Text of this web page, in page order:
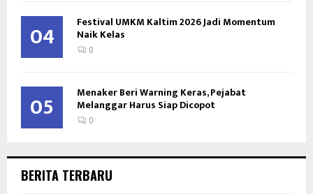
04 Festival UMKM Kaltim 2026 Jadi Momentum
Naik Kelas
0
05 Menaker Beri Warning Keras, Pejabat
Melanggar Harus Siap Dicopot
0
BERITA TERBARU